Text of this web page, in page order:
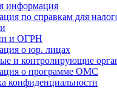
информация
по справкам для
и ОГРН
о юр. лицах
и контролирующие
о программе ОМС
конфиденциальности